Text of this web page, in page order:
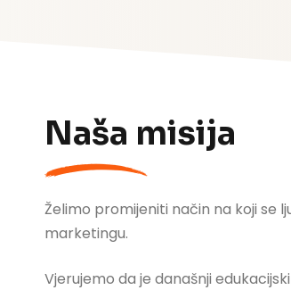
Naša misija
Želimo promijeniti način na koji se
marketingu.
Vjerujemo da je današnji